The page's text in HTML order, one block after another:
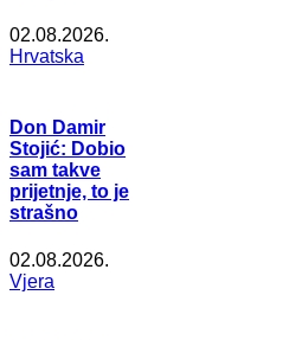
02.08.2026.
Hrvatska
Don Damir
Stojić: Dobio
sam takve
prijetnje, to je
strašno
02.08.2026.
Vjera